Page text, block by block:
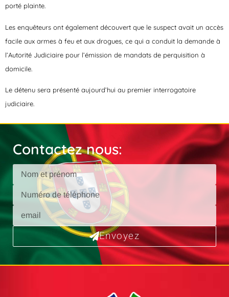
porté plainte.
Les enquêteurs ont également découvert que le suspect avait un accès
facile aux armes à feu et aux drogues, ce qui a conduit la demande à
l’Autorité Judiciaire pour l’émission de mandats de perquisition à
domicile.
Le détenu sera présenté aujourd’hui au premier interrogatoire
judiciaire.
Contactez nous:
Envoyez